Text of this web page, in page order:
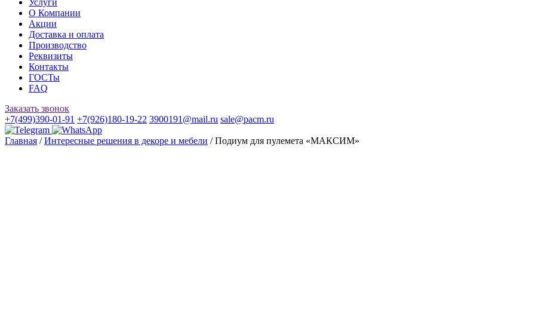
Услуги
О Компании
Акции
Доставка и оплата
Производство
Реквизиты
Контакты
ГОСТы
FAQ
Заказать звонок
+7(499)390-01-91 +7(926)180-19-22 3900191@mail.ru sale@pacm.ru
Главная /Интересные решения в декоре и мебели / Подиум для пулемета «МАКСИМ»